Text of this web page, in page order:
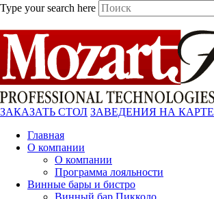
Type your search here
ЗАКАЗАТЬ СТОЛ ЗАВЕДЕНИЯ НА КАРТЕ
Главная
О компании
О компании
Программа лояльности
Винные бары и бистро
Винный бар Пикколо